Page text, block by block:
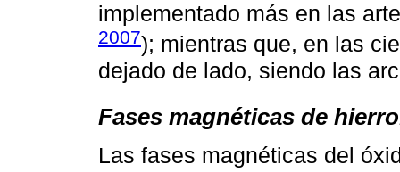
implementado más en las
2007); mientras que, en las
dejado de lado, siendo las
Fases magnéticas de
Las fases magnéticas del